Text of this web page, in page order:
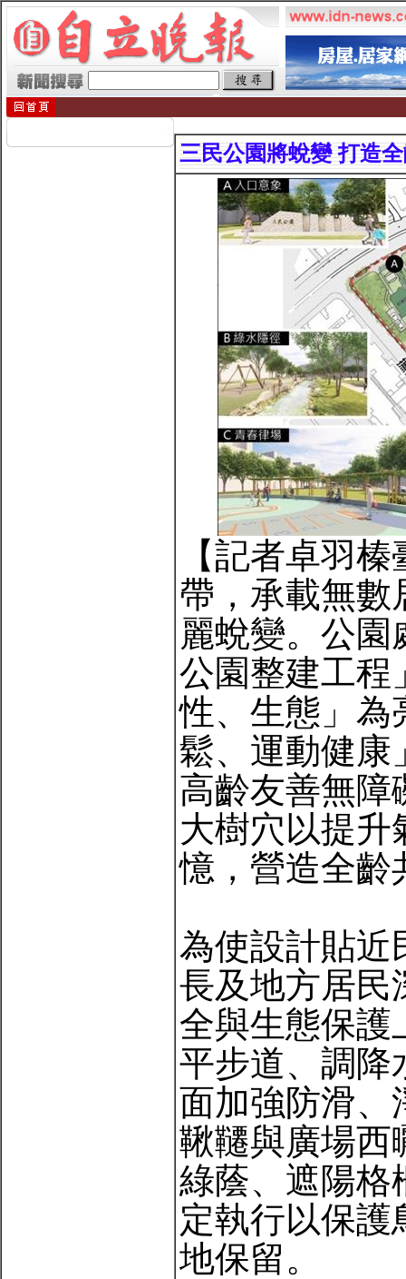
三民公園將蛻變 打造
【記者卓羽
帶，承載無數
麗蛻變。公
公園整建工程
性、生態」為
鬆、運動健康
高齡友善無障
大樹穴以提升
憶，營造全齡
為使設計貼近
長及地方居民
全與生態保護
平步道、調降
面加強防滑、
鞦韆與廣場西
綠蔭、遮陽格
定執行以保護
地保留。